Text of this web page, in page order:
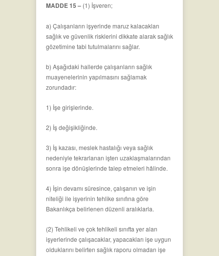
MADDE 15 – (1) İşveren;
a) Çalışanların işyerinde maruz kalacakları
sağlık ve güvenlik risklerini dikkate alarak sağlık
gözetimine tabi tutulmalarını sağlar.
b) Aşağıdaki hallerde çalışanların sağlık
muayenelerinin yapılmasını sağlamak
zorundadır:
1) İşe girişlerinde.
2) İş değişikliğinde.
3) İş kazası, meslek hastalığı veya sağlık
nedeniyle tekrarlanan işten uzaklaşmalarından
sonra işe dönüşlerinde talep etmeleri hâlinde.
4) İşin devamı süresince, çalışanın ve işin
niteliği ile işyerinin tehlike sınıfına göre
Bakanlıkça belirlenen düzenli aralıklarla.
(2) Tehlikeli ve çok tehlikeli sınıfta yer alan
işyerlerinde çalışacaklar, yapacakları işe uygun
olduklarını belirten sağlık raporu olmadan işe